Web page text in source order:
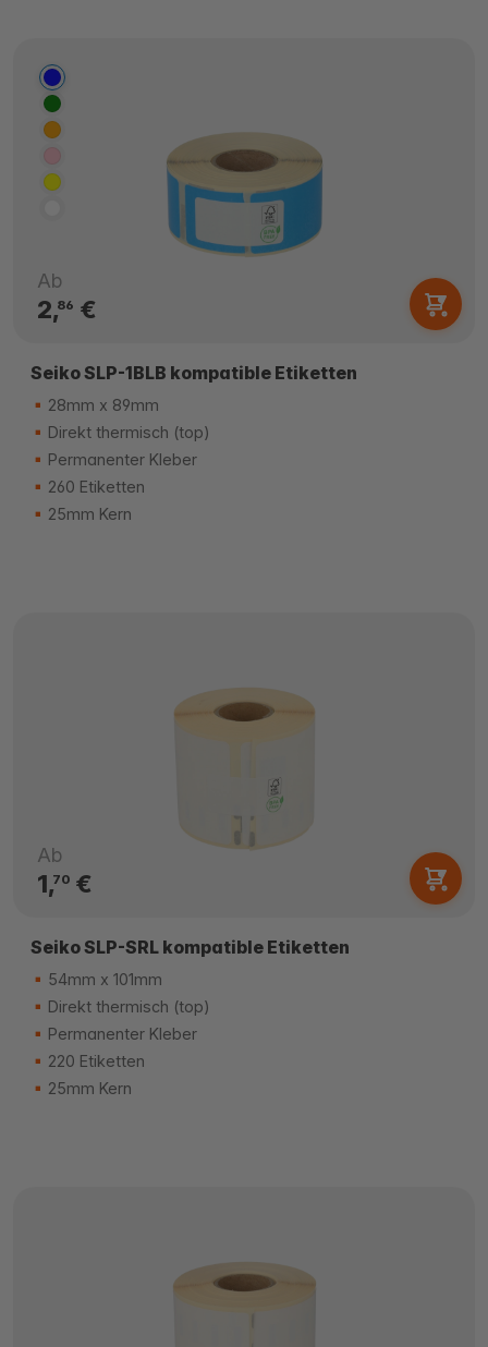
Ab
2,86 €
Seiko SLP-1BLB kompatible Etiketten
28mm x 89mm
Direkt thermisch (top)
Permanenter Kleber
260 Etiketten
25mm Kern
Ab
1,70€
Seiko SLP-SRL kompatible Etiketten
54mm x 101mm
Direkt thermisch (top)
Permanenter Kleber
220 Etiketten
25mm Kern